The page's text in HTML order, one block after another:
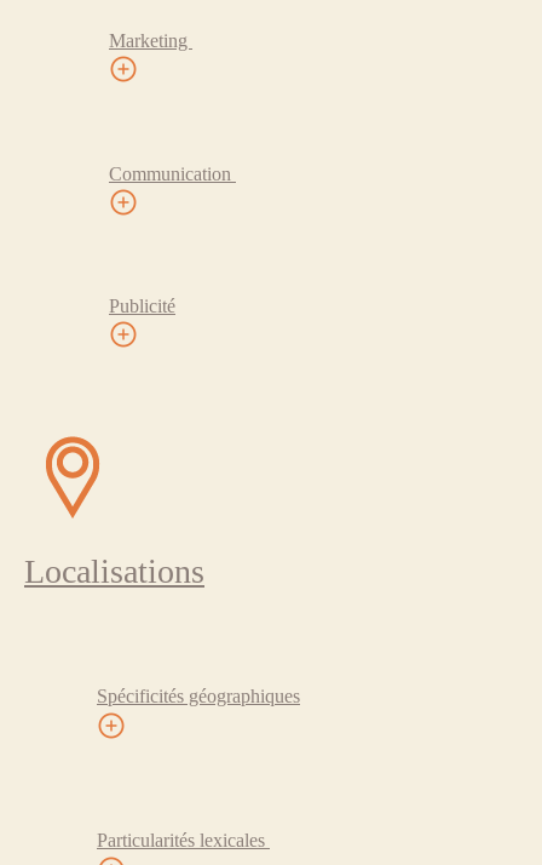
Marketing
Communication
Publicité
Localisations
Spécificités géographiques
Particularités lexicales